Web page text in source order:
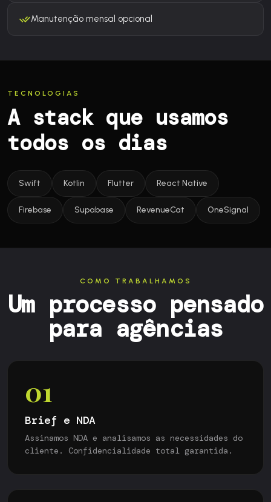
Manutenção mensal opcional
TECNOLOGIAS
A stack que usamos
todos os dias
Swift Kotlin Flutter React Native
Firebase Supabase RevenueCat OneSignal
COMO TRABALHAMOS
Um processo pensado
para agências
01
Brief e NDA
Assinamos NDA e analisamos as necessidades do
cliente. Confidencialidade total garantida.